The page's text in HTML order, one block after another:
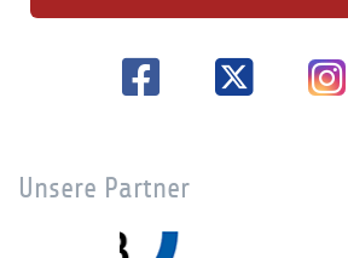
Unsere Partner